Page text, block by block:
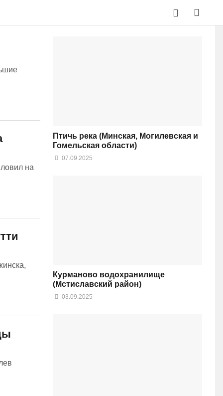
на
Птичь река (Минская, Могилевская и
Гомельская области)
07.09.2025
Курманово водохранилище
(Мстиславский район)
03.09.2025